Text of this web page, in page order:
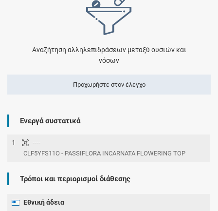
Αναζήτηση αλληλεπιδράσεων μεταξύ ουσιών και
νόσων
Προχωρήστε στον έλεγχο
Ενεργά συστατικά
1 ----
CLF5YFS11O - PASSIFLORA INCARNATA FLOWERING TOP
Τρόποι και περιορισμοί διάθεσης
Εθνική άδεια